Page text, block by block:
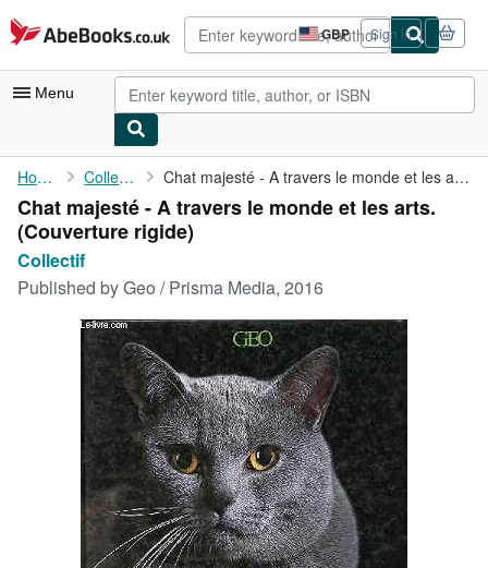
Skip to main content
AbeBooks.co.uk GBP
Site
shopping
preferences
Sign in
Menu
My Account
My Purchases
Advanced Search
Browse Collections
Rare Books
Art & Collectables
Textbooks
Start Selling
CLOSE
Home Collectif Chat majesté - A travers le monde et les arts.
Chat majesté - A travers le monde et les arts.
(Couverture rigide)
Collectif
Published byGeo / Prisma Media, 2016